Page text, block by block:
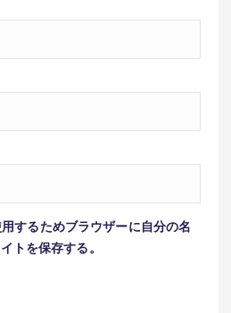
するためブラウザーに自分の名
トを保存する。